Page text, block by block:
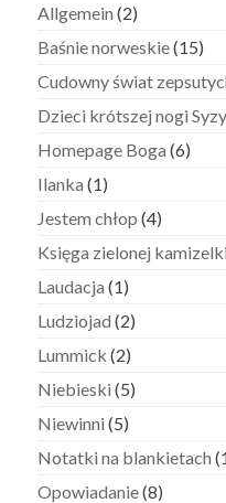
Allgemein (2)
Baśnie norweskie(15)
Cudowny świat
Dzieci krótszej nogi
Homepage Boga (6)
Ilanka (1)
Jestem chłop (4)
Księga zielonej kamizelki
Laudacja (1)
Ludziojad (2)
Lummick (2)
Niebieski (5)
Niewinni (5)
Notatki na blankietach
Opowiadanie(8)